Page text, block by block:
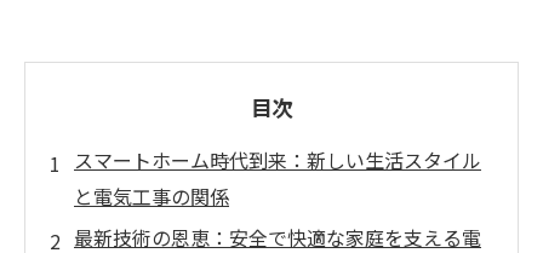
目次
スマートホーム時代到来：新しい生活スタイル
と電気工事の関係
最新技術の恩恵：安全で快適な家庭を支える電